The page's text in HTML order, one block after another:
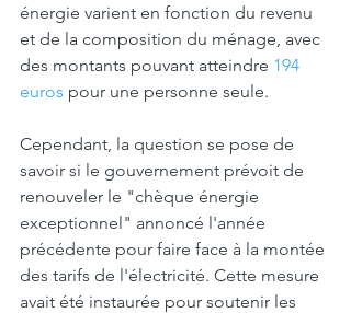
énergie varient en fonction du revenu
et de la composition du ménage, avec
des montants pouvant atteindre 194
euros pour une personne seule.
Cependant, la question se pose de
savoir si le gouvernement prévoit de
renouveler le "chèque énergie
exceptionnel" annoncé l'année
précédente pour faire face à la montée
des tarifs de l'électricité. Cette mesure
avait été instaurée pour soutenir les